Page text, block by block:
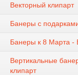
Векторный клипарт
Банеры с
Банеры к 8 Марта -
Вертикальные
клипарт